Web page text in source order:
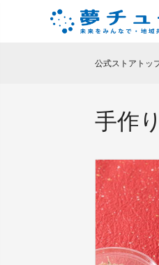
公式ストアトッ
手作